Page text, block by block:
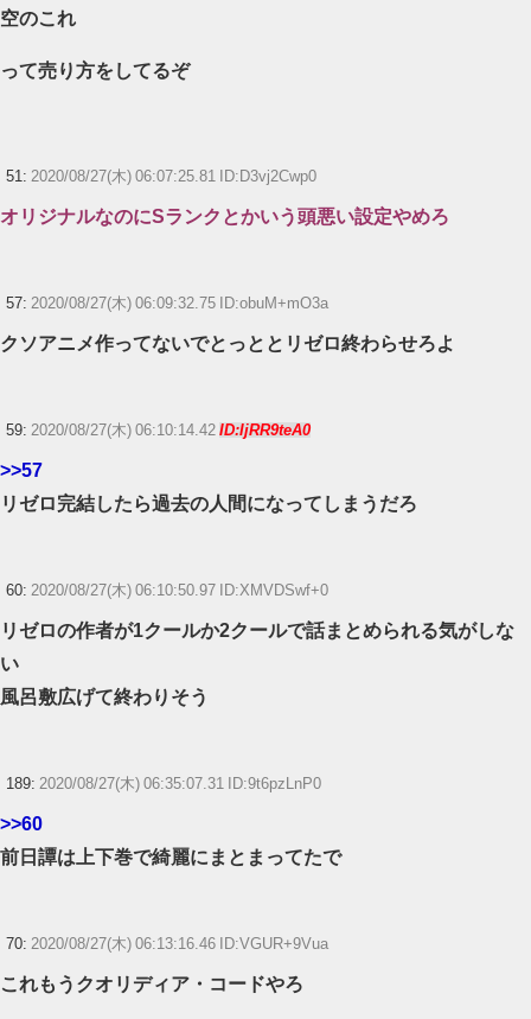
空のこれ
って売り方をしてるぞ
51: 2020/08/27(木) 06:07:25.81 ID:D3vj2Cwp0
オリジナルなのにSランクとかいう頭悪い設定やめろ
57: 2020/08/27(木) 06:09:32.75 ID:obuM+mO3a
クソアニメ作ってないでとっととリゼロ終わらせろよ
59: 2020/08/27(木) 06:10:14.42 ID:IjRR9teA0
>>57
リゼロ完結したら過去の人間になってしまうだろ
60: 2020/08/27(木) 06:10:50.97 ID:XMVDSwf+0
リゼロの作者が1クールか2クールで話まとめられる気がしな
い
風呂敷広げて終わりそう
189: 2020/08/27(木) 06:35:07.31 ID:9t6pzLnP0
>>60
前日譚は上下巻で綺麗にまとまってたで
70: 2020/08/27(木) 06:13:16.46 ID:VGUR+9Vua
これもうクオリディア・コードやろ